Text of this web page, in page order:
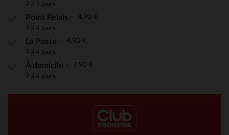
2 à 5 jours
Point Relais 4,90 €
2 à 4 jours
La Poste 4,90 €
2 à 4 jours
À domicile 7,90 €
2 à 4 jours